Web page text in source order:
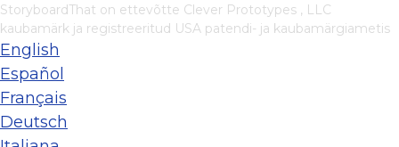
StoryboardThat on ettevõtte Clever Prototypes , LLC
kaubamärk ja registreeritud USA patendi- ja kaubamärgiametis
English
Español
Français
Deutsch